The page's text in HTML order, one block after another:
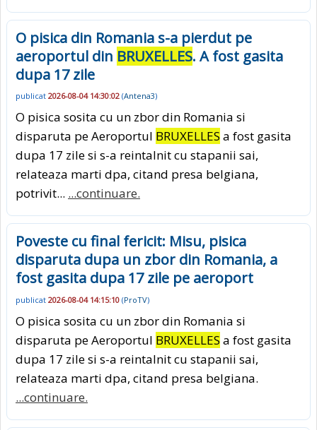
O pisica din Romania s-a pierdut pe
aeroportul din BRUXELLES. A fost gasita
dupa 17 zile
publicat 2026-08-04 14:30:02 (Antena3)
O pisica sosita cu un zbor din Romania si
disparuta pe Aeroportul BRUXELLES a fost gasita
dupa 17 zile si s-a reintalnit cu stapanii sai,
relateaza marti dpa, citand presa belgiana,
potrivit... ...continuare.
Poveste cu final fericit: Misu, pisica
disparuta dupa un zbor din Romania, a
fost gasita dupa 17 zile pe aeroport
publicat 2026-08-04 14:15:10 (ProTV)
O pisica sosita cu un zbor din Romania si
disparuta pe Aeroportul BRUXELLES a fost gasita
dupa 17 zile si s-a reintalnit cu stapanii sai,
relateaza marti dpa, citand presa belgiana.
...continuare.